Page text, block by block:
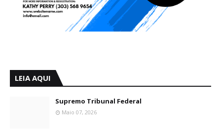
LEIA AQUI
Supremo Tribunal Federal
Maio 07, 2026